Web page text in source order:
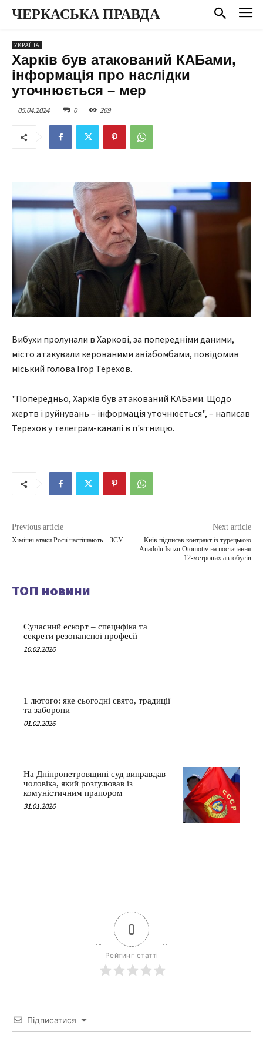
ЧЕРКАСЬКА ПРАВДА
УКРАЇНА
Харків був атакований КАБами,
інформація про наслідки
уточнюється – мер
05.04.2024 0 269
Вибухи пролунали в Харкові, за попередніми даними,
місто атакували керованими авіабомбами, повідомив
міський голова Ігор Терехов.
"Попередньо, Харків був атакований КАБами. Щодо
жертв і руйнувань – інформація уточнюється", – написав
Терехов у телеграм-каналі в п'ятницю.
Previous article
Хімічні атаки Росії частішають – ЗСУ
Next article
Київ підписав контракт із турецькою
Anadolu Isuzu Otomotiv на постачання
12-метрових автобусів
ТОП новини
Сучасний ескорт – специфіка та
секрети резонансної професії
10.02.2026
1 лютого: яке сьогодні свято, традиції
та заборони
01.02.2026
На Дніпропетровщині суд виправдав
чоловіка, який розгулював із
комуністичним прапором
31.01.2026
0
Рейтинг статті
Підписатися